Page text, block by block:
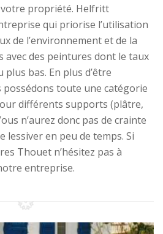
propriété. Helfritt
qui priorise l’utilisation
de l’environnement et de la
avec des peintures dont le taux
bas. En plus d’être
toute une catégorie
différents supports (plâtre,
n’aurez donc pas de crainte
lessiver en peu de temps. Si
Thouet n’hésitez pas à
entreprise.